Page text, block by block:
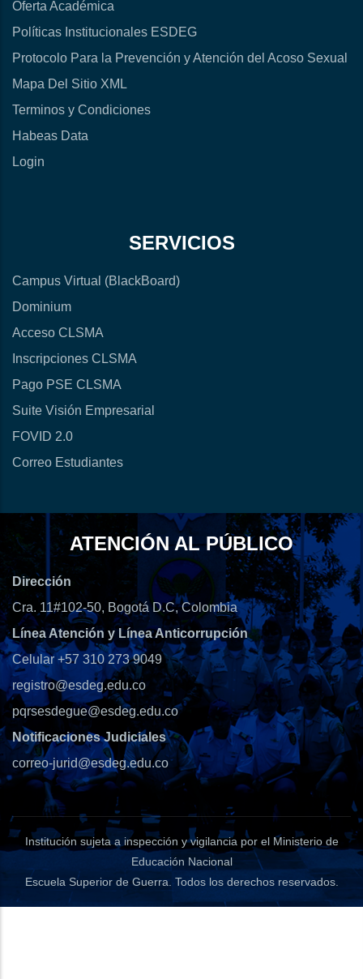
Oferta Académica
Políticas Institucionales ESDEG
Protocolo Para la Prevención y Atención del Acoso Sexual
Mapa Del Sitio XML
Terminos y Condiciones
Habeas Data
Login
SERVICIOS
Campus Virtual (BlackBoard)
Dominium
Acceso CLSMA
Inscripciones CLSMA
Pago PSE CLSMA
Suite Visión Empresarial
FOVID 2.0
Correo Estudiantes
ATENCIÓN AL PÚBLICO
Dirección
Cra. 11#102-50, Bogotá D.C, Colombia
Línea Atención y Línea Anticorrupción
Celular +57 310 273 9049
registro@esdeg.edu.co
pqrsesdegue@esdeg.edu.co
Notificaciones Judiciales
correo-jurid@esdeg.edu.co
Institución sujeta a inspección y vigilancia por el Ministerio de
Educación Nacional
Escuela Superior de Guerra. Todos los derechos reservados.